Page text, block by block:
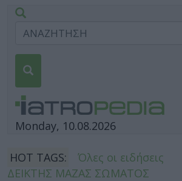
Monday, 10.08.2026
HOT TAGS:
Όλες οι ειδήσεις
ΔΕΙΚΤΗΣ ΜΑΖΑΣ ΣΩΜΑΤΟΣ